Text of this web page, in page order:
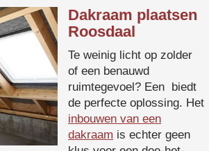
Dakraam plaatsen
Roosdaal
Te weinig licht op zolder
of een benauwd
ruimtegevoel? Een biedt
de perfecte oplossing. Het
inbouwen van een
dakraam is echter geen